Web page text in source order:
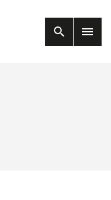
search menu